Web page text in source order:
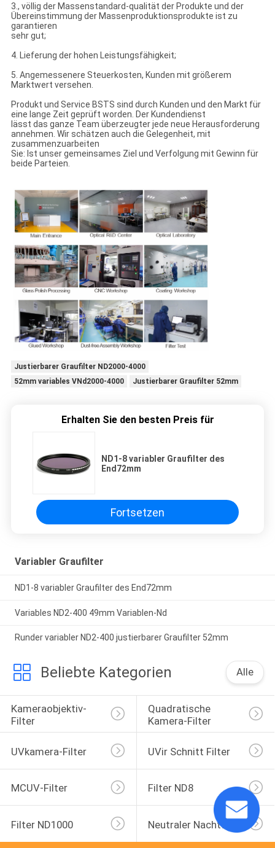
3., völlig der Massenstandard-qualität der Produkte und der
Übereinstimmung der Massenproduktionsprodukte ist zu
garantieren
sehr gut;
4. Lieferung der hohen Leistungsfähigkeit;
5. Angemessenere Steuerkosten, Kunden mit größerem
Marktwert versehen.
Produkt und Service BSTS sind durch Kunden und den Markt für
eine lange Zeit geprüft worden. Der Kundendienst
lässt das ganze Team überzeugter jede neue Herausforderung
annehmen. Wir schätzen auch die Gelegenheit, mit
zusammenzuarbeiten
Sie: Ist unser gemeinsames Ziel und Verfolgung mit Gewinn für
beide Parteien.
Justierbarer Graufilter ND2000-4000
52mm variables VNd2000-4000
Justierbarer Graufilter 52mm
Erhalten Sie den besten Preis für
ND1-8 variabler Graufilter des
End72mm
Fortsetzen
Variabler Graufilter
ND1-8 variabler Graufilter des End72mm
Variables ND2-400 49mm Variablen-Nd
Runder variabler ND2-400 justierbarer Graufilter 52mm
Beliebte Kategorien Alle
Kameraobjektiv-
Filter
Quadratische
Kamera-Filter
UVkamera-Filter UVir Schnitt Filter
MCUV-Filter Filter ND8
Filter ND1000 Neutraler Nachtfilter